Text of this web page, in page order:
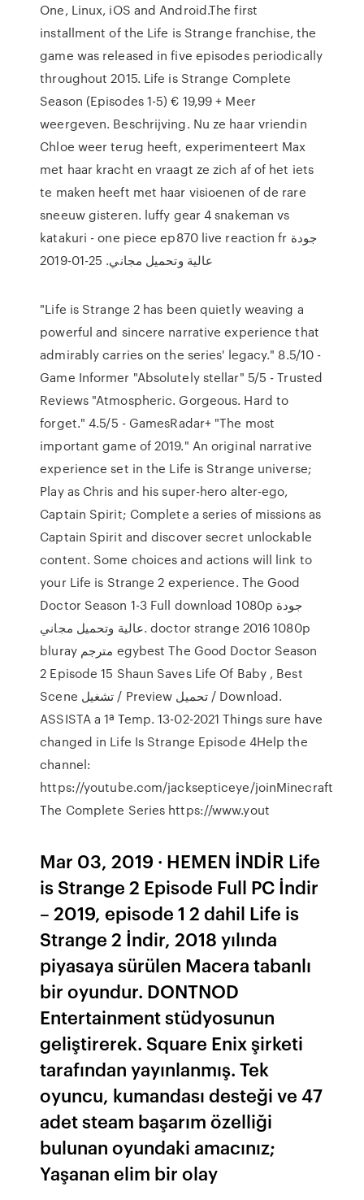
One, Linux, iOS and Android.The first
installment of the Life is Strange franchise, the
game was released in five episodes periodically
throughout 2015. Life is Strange Complete
Season (Episodes 1-5) € 19,99 + Meer
weergeven. Beschrijving. Nu ze haar vriendin
Chloe weer terug heeft, experimenteert Max
met haar kracht en vraagt ze zich af of het iets
te maken heeft met haar visioenen of de rare
sneeuw gisteren. luffy gear 4 snakeman vs
katakuri - one piece ep870 live reaction fr جودة
عالية وتحميل مجاني. 25-01-2019
"Life is Strange 2 has been quietly weaving a
powerful and sincere narrative experience that
admirably carries on the series' legacy." 8.5/10 -
Game Informer "Absolutely stellar" 5/5 - Trusted
Reviews "Atmospheric. Gorgeous. Hard to
forget." 4.5/5 - GamesRadar+ "The most
important game of 2019." An original narrative
experience set in the Life is Strange universe;
Play as Chris and his super-hero alter-ego,
Captain Spirit; Complete a series of missions as
Captain Spirit and discover secret unlockable
content. Some choices and actions will link to
your Life is Strange 2 experience. The Good
Doctor Season 1-3 Full download 1080p جودة
عالية وتحميل مجاني. doctor strange 2016 1080p
bluray مترجم egybest The Good Doctor Season
2 Episode 15 Shaun Saves Life Of Baby , Best
Scene تشغيل / Preview تحميل / Download.
ASSISTA a 1ª Temp. 13-02-2021 Things sure have
changed in Life Is Strange Episode 4Help the
channel:
https://youtube.com/jacksepticeye/joinMinecraft
The Complete Series https://www.yout
Mar 03, 2019 · HEMEN İNDİR Life
is Strange 2 Episode Full PC İndir
– 2019, episode 1 2 dahil Life is
Strange 2 İndir, 2018 yılında
piyasaya sürülen Macera tabanlı
bir oyundur. DONTNOD
Entertainment stüdyosunun
geliştirerek. Square Enix şirketi
tarafından yayınlanmış. Tek
oyuncu, kumandası desteği ve 47
adet steam başarım özelliği
bulunan oyundaki amacınız;
Yaşanan elim bir olay